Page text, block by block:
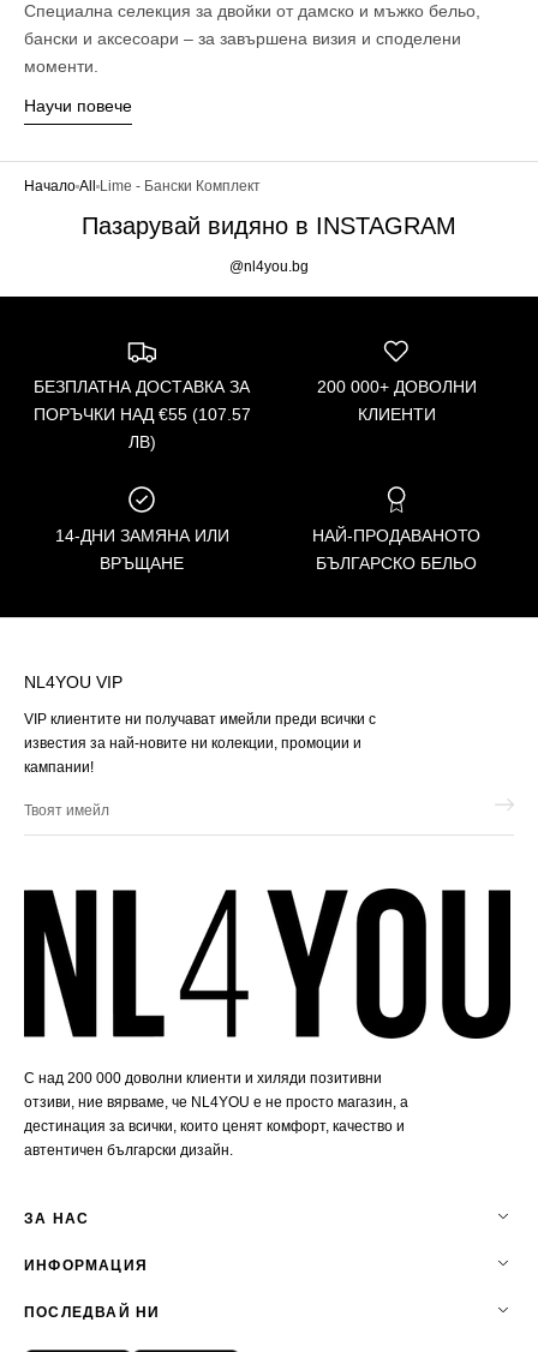
Специална селекция за двойки от дамско и мъжко бельо,
бански и аксесоари – за завършена визия и споделени
моменти.
Научи повече
Начало All Lime - Бански Комплект
Пазарувай видяно в INSTAGRAM
@nl4you.bg
БЕЗПЛАТНА ДОСТАВКА ЗА
ПОРЪЧКИ НАД €55 (107.57
ЛВ)
200 000+ ДОВОЛНИ
КЛИЕНТИ
14-ДНИ ЗАМЯНА ИЛИ
ВРЪЩАНЕ
НАЙ-ПРОДАВАНОТО
БЪЛГАРСКО БЕЛЬО
С над 200 000 доволни клиенти и хиляди позитивни
отзиви, ние вярваме, че NL4YOU е не просто магазин, а
дестинация за всички, които ценят комфорт, качество и
автентичен български дизайн.
ЗА НАС
ИНФОРМАЦИЯ
ПОСЛЕДВАЙ НИ
NL4YOU VIP
VIP клиентите ни получават имейли преди всички с
известия за най-новите ни колекции, промоции и
кампании!
Твоят
имейл